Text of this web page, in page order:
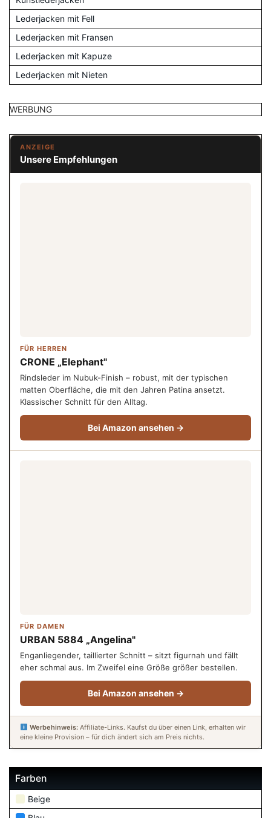
Lederjacken mit Fell
Lederjacken mit Fransen
Lederjacken mit Kapuze
Lederjacken mit Nieten
WERBUNG
ANZEIGE
Unsere Empfehlungen
FÜR HERREN
CRONE „Elephant"
Rindsleder im Nubuk-Finish – robust, mit der typischen
matten Oberfläche, die mit den Jahren Patina ansetzt.
Klassischer Schnitt für den Alltag.
Bei Amazon ansehen →
FÜR DAMEN
URBAN 5884 „Angelina"
Enganliegender, taillierter Schnitt – sitzt figurnah und fällt
eher schmal aus. Im Zweifel eine Größe größer bestellen.
Bei Amazon ansehen →
Werbehinweis:Affiliate-Links. Kaufst du über einen Link, erhalten wir
eine kleine Provision – für dich ändert sich am Preis nichts.
Farben
Beige